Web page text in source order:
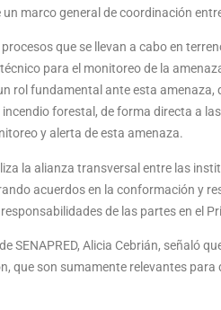
marco general de coordinación
que se llevan a cabo en
para el monitoreo de la
rol fundamental ante esta
forestal, de forma directa a
y alerta de esta amenaza.
la alianza transversal entre las
acuerdos en la conformación y
de las partes en el
SENAPRED, Alicia Cebrián, señaló
que son sumamente relevantes